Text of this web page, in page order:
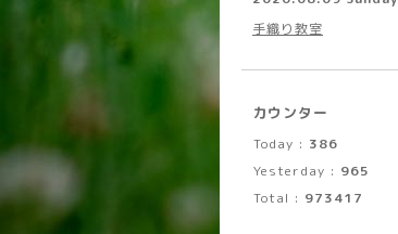
手織り教室
カウンター
Today : 386
Yesterday : 965
Total : 973417